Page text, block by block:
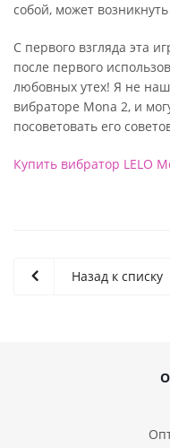
собой, может
С первого взгляда эта
после первого
любовных утех! Я не
вибраторе Mona 2, и
посоветовать его
Купить вибратор LELO
Назад к списку